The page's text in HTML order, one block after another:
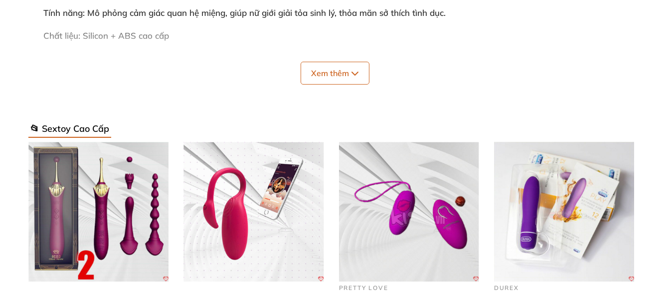
Tính năng: Mô phỏng cảm giác quan hệ miệng, giúp nữ giới giải tỏa sinh lý, thỏa mãn sở thích tình dục.
Chất liệu: Silicon + ABS cao cấp
Đặc biệt: Chuyển động xoay cảm biến
Chế độ rung xoay cảm biến: 12
Tần số rung: 100Hz
Độ ồn: <50dB
Chống thấm nước: Tuyệt đối
Pin: Li-Ion 220mAh 3.7V
Thời gian sạc: 2 giờ
Xem thêm
📂 Sextoy Cao Cấp
PRETTY LOVE DUREX